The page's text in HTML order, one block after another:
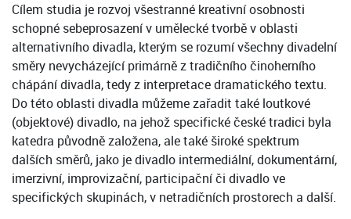
Cílem studia je rozvoj všestranné kreativní osobnosti
schopné sebeprosazení v umělecké tvorbě v oblasti
alternativního divadla, kterým se rozumí všechny divadelní
směry nevycházející primárně z tradičního činoherního
chápání divadla, tedy z interpretace dramatického textu.
Do této oblasti divadla můžeme zařadit také loutkové
(objektové) divadlo, na jehož specifické české tradici byla
katedra původně založena, ale také široké spektrum
dalších směrů, jako je divadlo intermediální, dokumentární,
imerzivní, improvizační, participační či divadlo ve
specifických skupinách, v netradičních prostorech a další.